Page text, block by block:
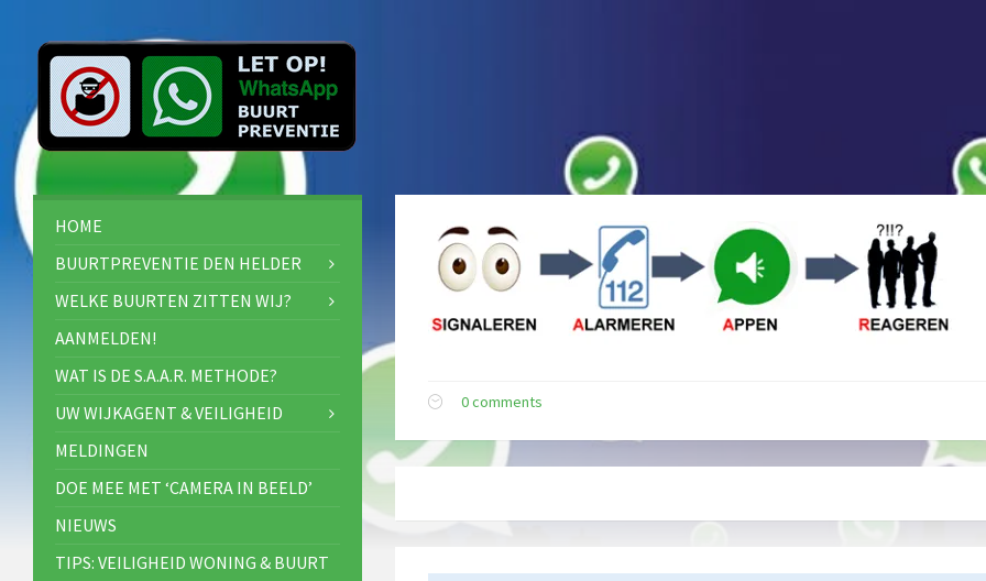
0 comments
HOME
BUURTPREVENTIE DEN HELDER
WELKE BUURTEN ZITTEN WIJ?
AANMELDEN!
WAT IS DE S.A.A.R. METHODE?
UW WIJKAGENT & VEILIGHEID
MELDINGEN
DOE MEE MET ‘CAMERA IN BEELD’
NIEUWS
TIPS: VEILIGHEID WONING & BUURT